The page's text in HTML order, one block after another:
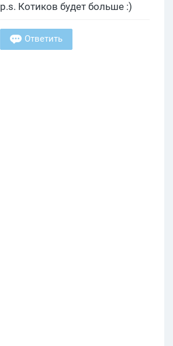
p.s. Котиков будет больше :)
Ответить